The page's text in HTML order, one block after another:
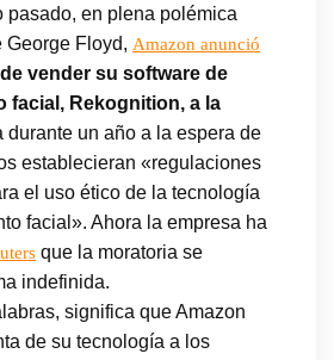
pasado, en plena polémica
George Floyd, Amazon anunció
vender su software de
facial, Rekognition, a la
durante un año a la espera de
establecieran «regulaciones
el uso ético de la tecnología
facial». Ahora la empresa ha
que la moratoria se
indefinida.
significa que Amazon
de su tecnología a los